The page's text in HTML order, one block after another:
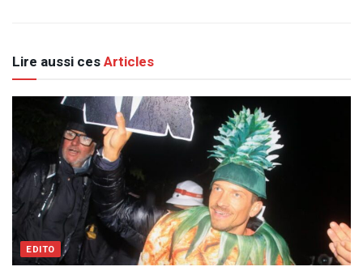
Lire aussi cesArticles
EDITO